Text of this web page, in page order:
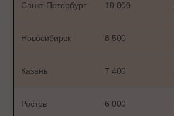
Санкт-Петербург 10 000
Новосибирск 8 500
Казань 7 400
Ростов 6 000